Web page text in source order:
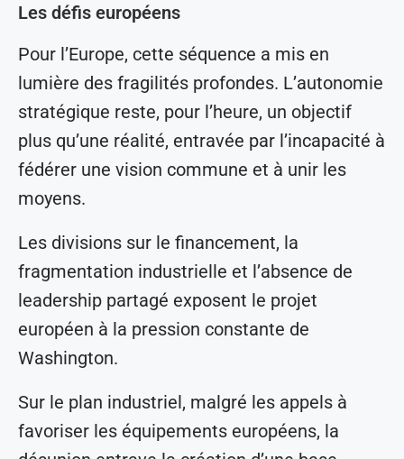
Les défis européens
Pour l’Europe, cette séquence a mis en
lumière des fragilités profondes. L’autonomie
stratégique reste, pour l’heure, un objectif
plus qu’une réalité, entravée par l’incapacité à
fédérer une vision commune et à unir les
moyens.
Les divisions sur le financement, la
fragmentation industrielle et l’absence de
leadership partagé exposent le projet
européen à la pression constante de
Washington.
Sur le plan industriel, malgré les appels à
favoriser les équipements européens, la